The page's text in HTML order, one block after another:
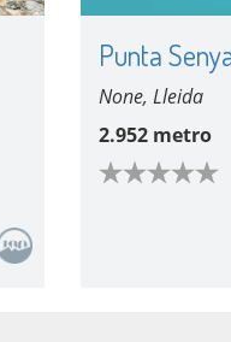
Punta
None, Lleida
2.952 metro